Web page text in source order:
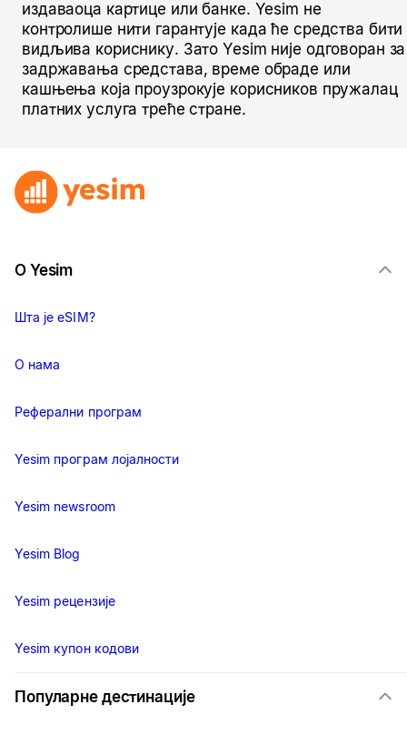
издаваоца картице или банке. Yesim не
контролише нити гарантује када ће средства бити
видљива кориснику. Зато Yesim није одговоран за
задржавања средстава, време обраде или
кашњења која проузрокује корисников пружалац
платних услуга треће стране.
О Yesim
Шта је eSIM?
О нама
Реферални програм
Yesim програм лојалности
Yesim newsroom
Yesim Blog
Yesim рецензије
Yesim купон кодови
Популарне дестинације